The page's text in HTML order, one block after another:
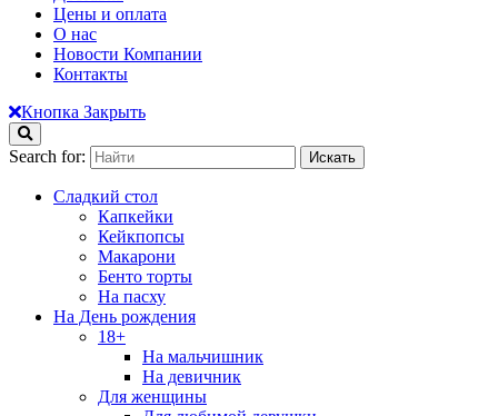
Цены и оплата
О нас
Новости Компании
Контакты
Кнопка Закрыть
Search for:
Сладкий стол
Капкейки
Кейкпопсы
Макарони
Бенто торты
На пасху
На День рождения
18+
На мальчишник
На девичник
Для женщины